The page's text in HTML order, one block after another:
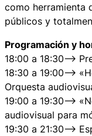
como herramienta
públicos y
Programación y
18:00 a 18:30—>
18:30 a 19:00—>
Orquesta
19:00 a 19:30—>
audiovisual para
19:30 a 21:30—>